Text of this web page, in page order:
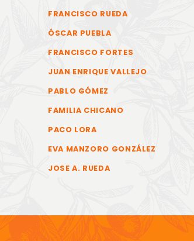
FRANCISCO RUEDA
ÓSCAR PUEBLA
FRANCISCO FORTES
JUAN ENRIQUE VALLEJO
PABLO GÓMEZ
FAMILIA CHICANO
PACO LORA
EVA MANZORO GONZÁLEZ
JOSE A. RUEDA